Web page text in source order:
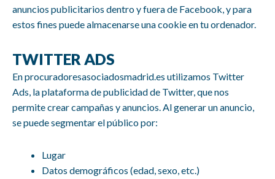
anuncios publicitarios dentro y fuera de Facebook, y para
estos fines puede almacenarse una cookie en tu ordenador.
TWITTER ADS
En procuradoresasociadosmadrid.es utilizamos Twitter
Ads, la plataforma de publicidad de Twitter, que nos
permite crear campañas y anuncios. Al generar un anuncio,
se puede segmentar el público por:
Lugar
Datos demográficos (edad, sexo, etc.)